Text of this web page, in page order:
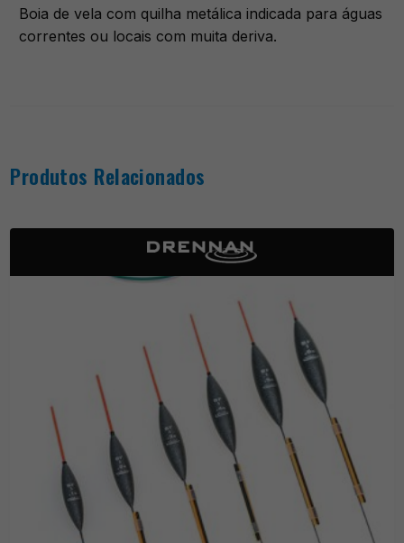
Boia de vela com quilha metálica indicada para águas
correntes ou locais com muita deriva.
Produtos Relacionados